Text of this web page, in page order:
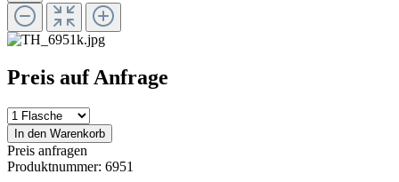
Preis auf Anfrage
In den Warenkorb
Preis anfragen
Produktnummer: 6951